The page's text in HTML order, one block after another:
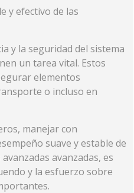
y efectivo de las
y la seguridad del sistema
un tarea vital. Estos
elementos
o incluso en
manejar con
suave y estable de
avanzadas, es
y la esfuerzo sobre